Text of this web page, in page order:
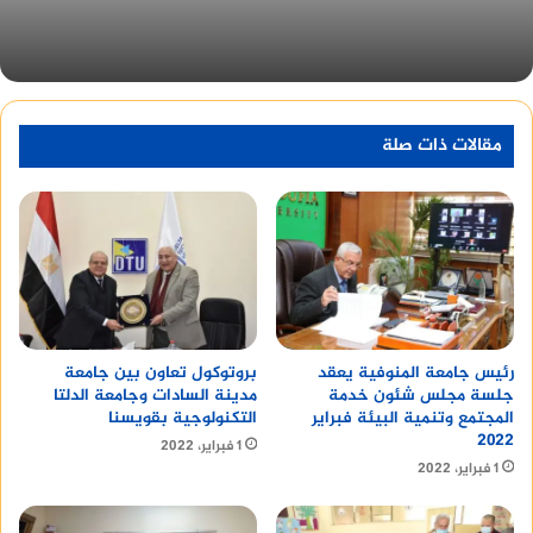
تحسين السيو
مقالات ذات صلة
رئيس جامعة المنوفية يعقد
جلسة مجلس شئون خدمة
المجتمع وتنمية البيئة فبراير
٢٠٢٢
1 فبراير، 2022
بروتوكول تعاون بين جامعة
مدينة السادات وجامعة الدلتا
التكنولوجية بقويسنا
1 فبراير، 2022